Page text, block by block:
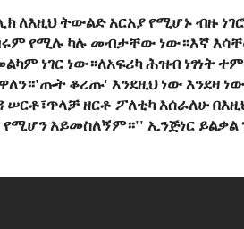
ለእዚህ ትውልድ አርአያ የሚሆኑ ብዙ
የሚሉ ካሉ መብታቸው ነው።እኛ
ነገር ነው።ለአፍሪካ ሕዝብ ነፃነት
ቆረጡ' እንደዚህ ነው እንደዛ
ሠርቶ፣ጥላቻ ዘርቶ ፖለቲካ እሰራለሁ
አይመስለኝም።'' ኢንጅነር ይልቃል